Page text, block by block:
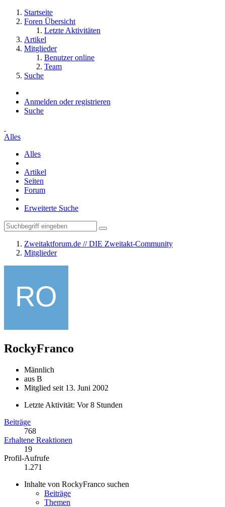
Startseite
Foren Übersicht
Letzte Aktivitäten
Artikel
Mitglieder
Benutzer online
Team
Suche
Anmelden oder registrieren
Suche
Alles
Alles
Artikel
Seiten
Forum
Erweiterte Suche
Zweitaktforum.de // DIE Zweitakt-Community
Mitglieder
RockyFranco
Männlich
aus B
Mitglied seit 13. Juni 2002
Letzte Aktivität: Vor 8 Stunden
Beiträge
768
Erhaltene Reaktionen
19
Profil-Aufrufe
1.271
Inhalte von RockyFranco suchen
Beiträge
Themen